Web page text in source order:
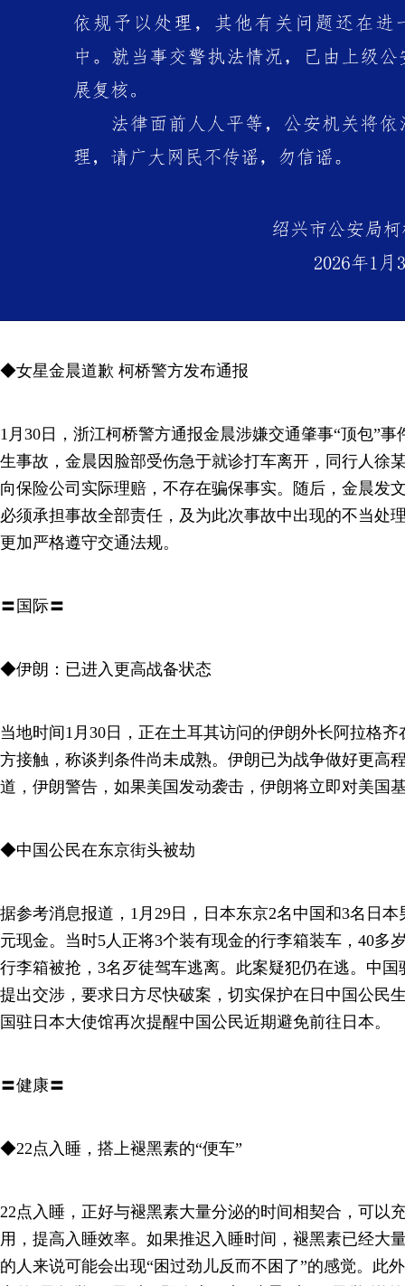
◆女星金晨道歉 柯桥警方发布通报
1月30日，浙江柯桥警方通报金晨涉嫌交通肇事“顶包”
生事故，金晨因脸部受伤急于就诊打车离开，同行人徐
向保险公司实际理赔，不存在骗保事实。随后，金晨发
必须承担事故全部责任，及为此次事故中出现的不当处
更加严格遵守交通法规。
〓国际〓
◆伊朗：已进入更高战备状态
当地时间1月30日，正在土耳其访问的伊朗外长阿拉格
方接触，称谈判条件尚未成熟。伊朗已为战争做好更高
道，伊朗警告，如果美国发动袭击，伊朗将立即对美国
◆中国公民在东京街头被劫
据参考消息报道，1月29日，日本东京2名中国和3名日
元现金。当时5人正将3个装有现金的行李箱装车，40多
行李箱被抢，3名歹徒驾车逃离。此案疑犯仍在逃。中
提出交涉，要求日方尽快破案，切实保护在日中国公民
国驻日本大使馆再次提醒中国公民近期避免前往日本。
〓健康〓
◆22点入睡，搭上褪黑素的“便车”
22点入睡，正好与褪黑素大量分泌的时间相契合，可以
用，提高入睡效率。如果推迟入睡时间，褪黑素已经大
的人来说可能会出现“困过劲儿反而不困了”的感觉。此